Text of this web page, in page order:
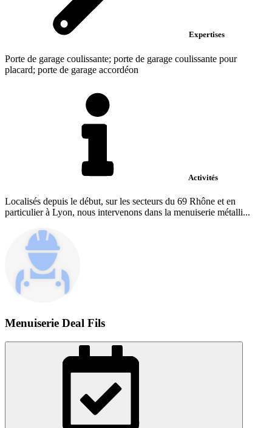
Expertises
Porte de garage coulissante; porte de garage coulissante pour
placard; porte de garage accordéon
Activités
Localisés depuis le début, sur les secteurs du 69 Rhône et en
particulier à Lyon, nous intervenons dans la menuiserie métalli...
Menuiserie Deal Fils